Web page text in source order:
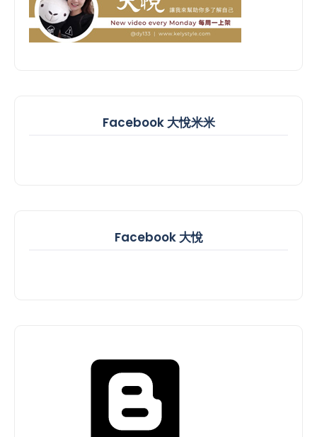
Facebook 大悅米米
Facebook 大悅